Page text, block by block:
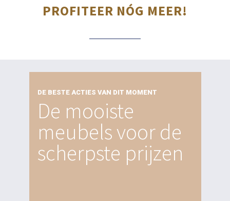
PROFITEER NÓG MEER!
De mooiste
meubels voor de
scherpste prijzen
DE BESTE ACTIES VAN DIT MOMENT